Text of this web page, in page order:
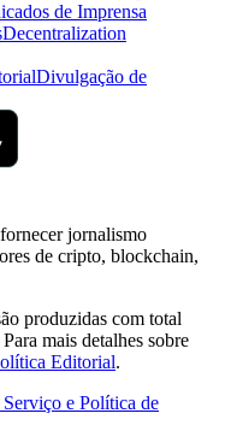
de Imprensa
Decentralization
Divulgação de
jornalismo
de cripto, blockchain,
produzidas com total
mais detalhes sobre
Editorial.
Serviço e Política de